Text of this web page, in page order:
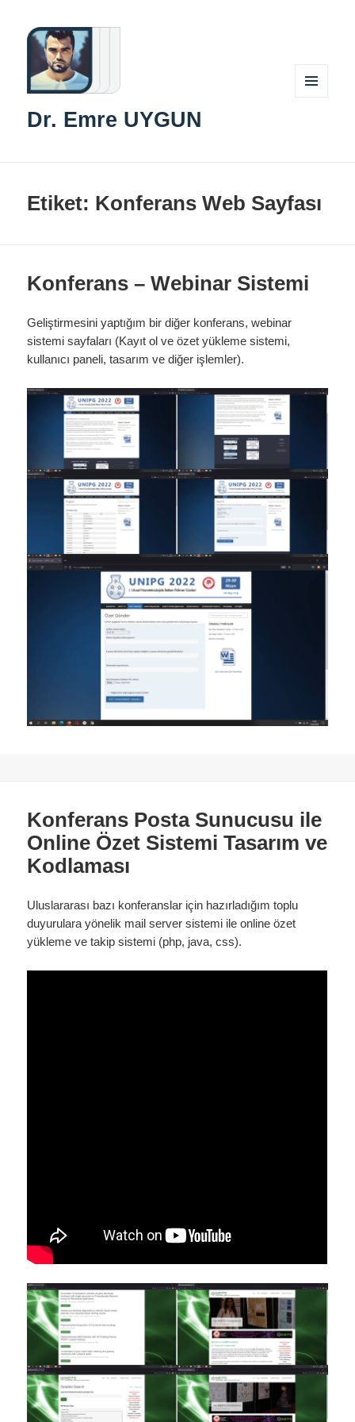
Dr. Emre UYGUN
Etiket: Konferans Web Sayfası
Konferans – Webinar Sistemi
Geliştirmesini yaptığım bir diğer konferans, webinar
sistemi sayfaları (Kayıt ol ve özet yükleme sistemi,
kullanıcı paneli, tasarım ve diğer işlemler).
Konferans Posta Sunucusu ile
Online Özet Sistemi Tasarım ve
Kodlaması
Uluslararası bazı konferanslar için hazırladığım toplu
duyurulara yönelik mail server sistemi ile online özet
yükleme ve takip sistemi (php, java, css).